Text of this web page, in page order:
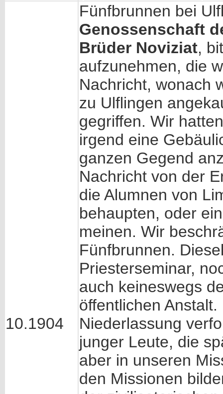
10.1904
Fünfbrunnen bei
Genossenschaft
Brüder Noviziat,
aufzunehmen, die
Nachricht, wonach
zu Ulflingen
gegriffen. Wir
irgend eine
ganzen Gegend
Nachricht von der
die Alumnen von
behaupten, oder
meinen. Wir
Fünfbrunnen.
Priesterseminar,
auch keineswegs
öffentlichen
Niederlassung
junger Leute, die
aber in unseren
den Missionen